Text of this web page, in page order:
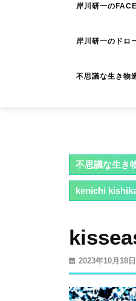
岸川研一の
岸川研一のドロ
不思議な生き
不思議な生き
kenichi
2023年10月18日